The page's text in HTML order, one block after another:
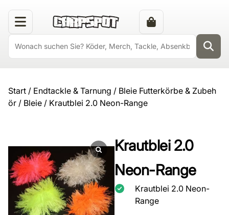
Start / Endtackle & Tarnung / Bleie Futterkörbe & Zubeh
ör / Bleie / Krautblei 2.0 Neon-Range
Krautblei 2.0
Neon-Range
Krautblei 2.0 Neon-
Range